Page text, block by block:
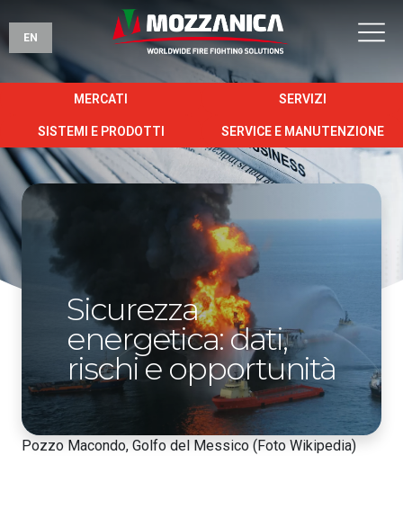
EN
MERCATI SERVIZI
SISTEMI E PRODOTTI SERVICE E MANUTENZIONE
Sicurezza
energetica: dati,
rischi e opportunità
Pozzo Macondo, Golfo del Messico (Foto Wikipedia)